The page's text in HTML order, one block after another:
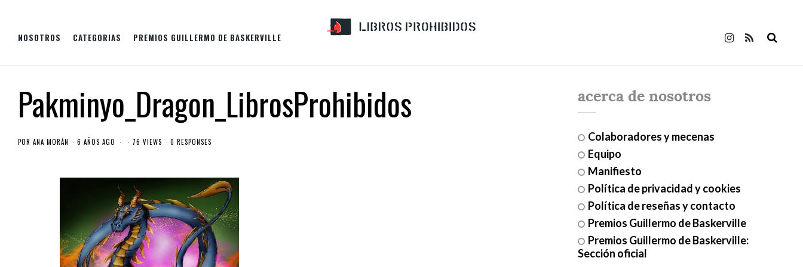
NOSOTROS CATEGORIAS PREMIOS GUILLERMO DE BASKERVILLE
Pakminyo_Dragon_LibrosProhibidos
POR ANA MORÁN 6 AÑOS AGO 76 VIEWS 0 RESPONSES
acerca de nosotros
Colaboradores y mecenas
Equipo
Manifiesto
Política de privacidad y cookies
Política de reseñas y contacto
Premios Guillermo de Baskerville
Premios Guillermo de Baskerville:
Sección oficial